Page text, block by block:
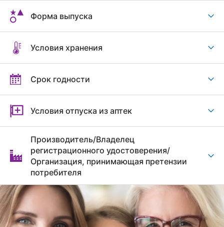
Форма выпуска
Условия хранения
Срок годности
Условия отпуска из аптек
Производитель/Владелец
регистрационного удостоверения/
Организация, принимающая претензии
потребителя